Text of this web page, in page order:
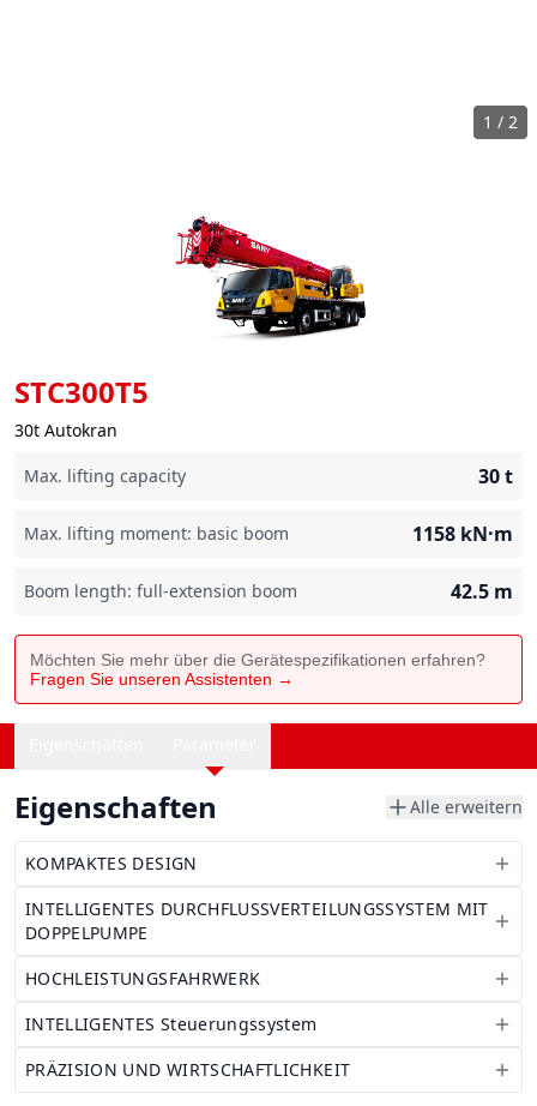
STC300T5
30t Autokran
Max. lifting capacity
30t
Max. lifting moment: basic boom 1158 kN·m
Boom length: full-extension boom 42.5 m
Möchten Sie mehr über die Gerätespezifikationen erfahren?
Fragen Sie unseren Assistenten →
1 / 2
Eigenschaften Alle erweitern
KOMPAKTES DESIGN
INTELLIGENTES DURCHFLUSSVERTEILUNGSSYSTEM MIT
DOPPELPUMPE
HOCHLEISTUNGSFAHRWERK
INTELLIGENTES Steuerungssystem
PRÄZISION UND WIRTSCHAFTLICHKEIT